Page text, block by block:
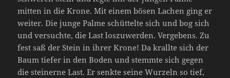
mitten in die Krone. Mit einem bösen Lachen ging er
weiter. Die junge Palme schüttelte sich und bog sich
und versuchte, die Last loszuwerden. Vergebens. Zu
fest saß der Stein in ihrer Krone! Da krallte sich der
Baum tiefer in den Boden und stemmte sich gegen
die steinerne Last. Er senkte seine Wurzeln so tief,